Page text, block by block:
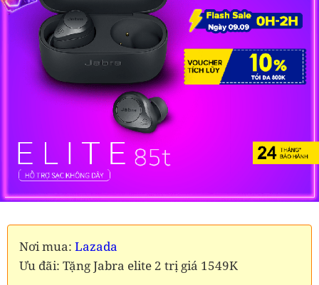
Nơi mua: Lazada
Ưu đãi: Tặng Jabra elite 2 trị giá 1549K